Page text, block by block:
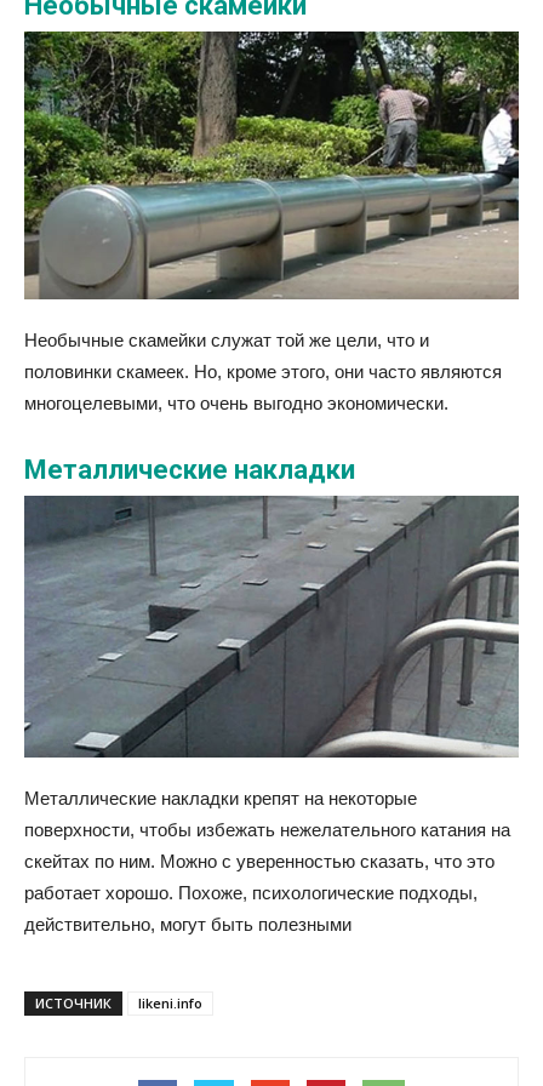
Необычные скамейки служат той же цели, что и
половинки скамеек. Но, кроме этого, они часто являются
многоцелевыми, что очень выгодно экономически.
Металлические накладки
Металлические накладки крепят на некоторые
поверхности, чтобы избежать нежелательного катания на
скейтах по ним. Можно с уверенностью сказать, что это
работает хорошо. Похоже, психологические подходы,
действительно, могут быть полезными
ИСТОЧНИК likeni.info